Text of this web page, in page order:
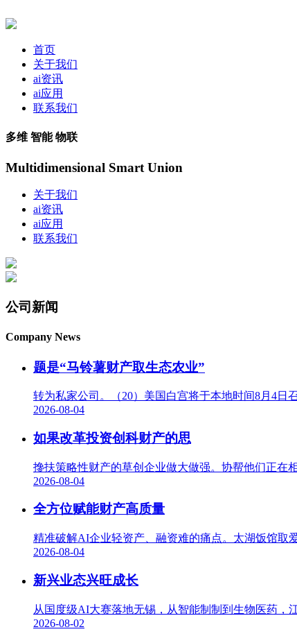
首页
关于我们
ai资讯
ai应用
联系我们
多维 智能 物联
Multidimensional Smart Union
关于我们
ai资讯
ai应用
联系我们
公司新闻
Company News
题是“马铃薯财产取生态农业”
转为私家公司。（20）美国白宫将于本地时间8月4日
2026-08-04
如果改革投资创科财产的思
搀扶策略性财产的草创企业做大做强。协帮他们正在
2026-08-04
全方位赋能财产高质量
精准破解AI企业轻资产、融资难的痛点。太湖饭馆取
2026-08-04
新兴业态兴旺成长
从国度级AI大赛落地无锡，从智能制制到生物医药，
2026-08-02